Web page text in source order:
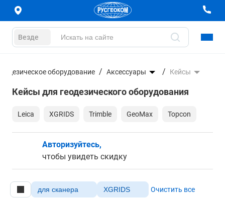
Везде
оборудование Аксессуары Кейсы
Кейсы для геодезического оборудования
Leica XGRIDS Trimble GeoMax Topcon
Авторизуйтесь,
чтобы увидеть скидку
для сканера XGRIDS Очистить все